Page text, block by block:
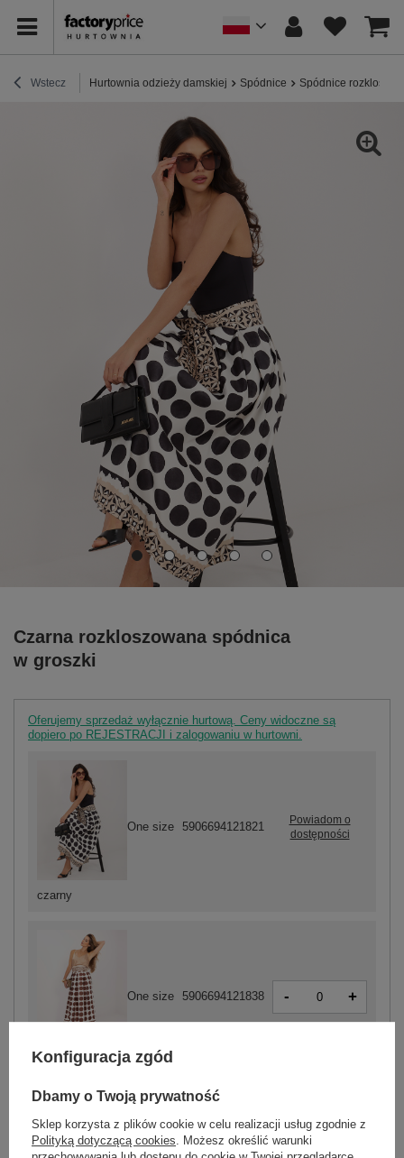
Wstecz Hurtownia odzieży damskiej Spódnice Spódnice
Czarna rozkloszowana spódnica
w groszki
Oferujemy sprzedaż wyłącznie hurtową. Ceny widoczne są
dopiero po REJESTRACJI i zalogowaniu w hurtowni.
brązowy
One size 5906694121838 - +
czarny
One size 5906694121821
Powiadom o
dostępności
ZALOGUJ SIĘ I ZOBACZ CENĘ
Konfiguracja zgód
Dbamy o Twoją prywatność
Sklep korzysta z plików cookie w celu realizacji usług zgodnie z
Polityką dotyczącą cookies. Możesz określić warunki